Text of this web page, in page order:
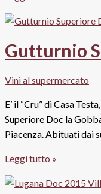
di
Troia
Igp
Grifo
Ruvo
Gutturnio
Vini al supermercato
E’ il “Cru” di Casa
Superiore Doc la
Piacenza. Abituati dai
Gutturnio
Superiore
Doc
Leggi tutto »